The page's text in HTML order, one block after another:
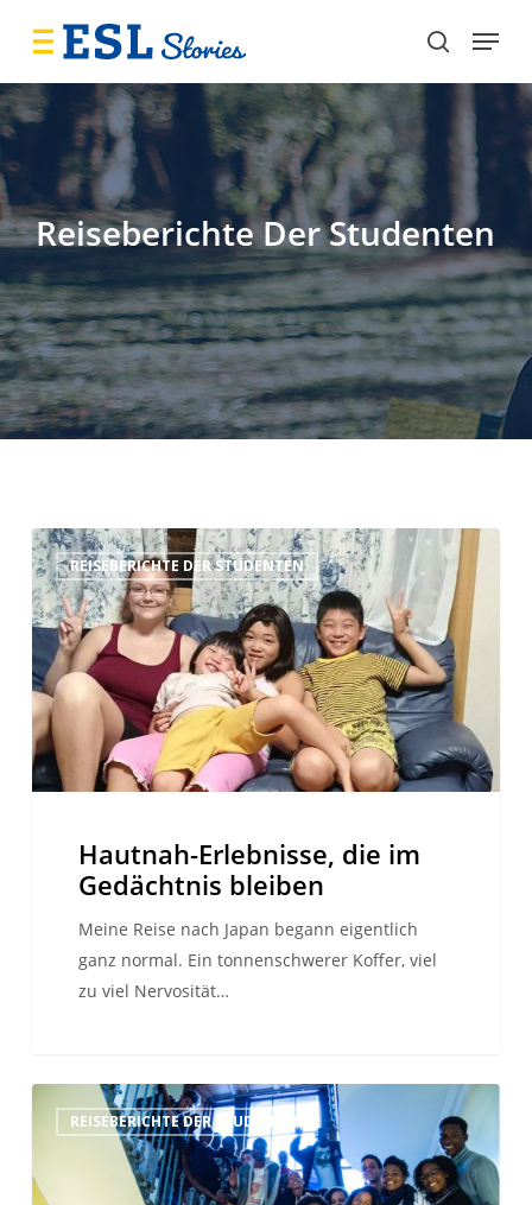
content
search
Menu
Reiseberichte Der Studenten
Hautnah-
Erlebnisse,
die
im
Gedächtnis
bleiben
REISEBERICHTE DER STUDENTEN
Hautnah-Erlebnisse, die im
Gedächtnis bleiben
Meine Reise nach Japan begann eigentlich
ganz normal. Ein tonnenschwerer Koffer, viel
zu viel Nervosität…
unvergessliche
REISEBERICHTE DER STUDENTEN